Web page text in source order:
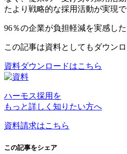
たより戦略的な採用活動が実現で
96％の企業が負担軽減を実感し
この記事は資料としてもダウン
資料ダウンロードはこちら
ハーモス採用を
もっと詳しく知りたい方へ
資料請求はこちら
この記事をシェア